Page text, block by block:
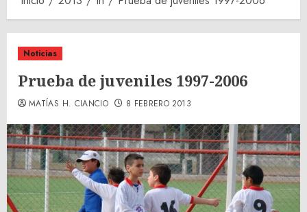
Noticias
Prueba de juveniles 1997-2006
MATÍAS H. CIANCIO 8 FEBRERO 2013